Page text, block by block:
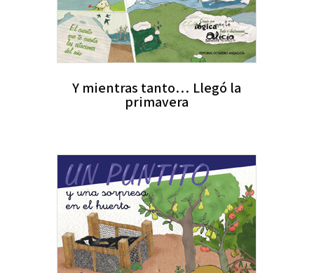
Y mientras tanto… Llegó la
primavera